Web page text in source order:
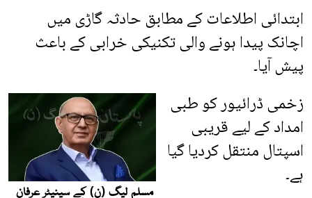
ابتدائی اطلاعات کے مطابق حادثہ گاڑی میں
اچانک پیدا ہونے والی تکنیکی خرابی کے باعث
پیش آیا۔
زخمی ڈرائیور کو طبی
امداد کے لیے قریبی
اسپتال منتقل کردیا گیا
ہے۔